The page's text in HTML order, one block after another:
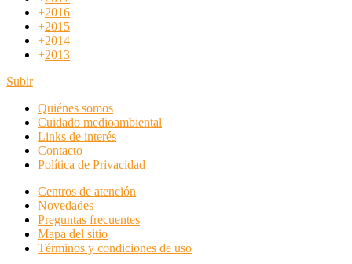
+2016
+2015
+2014
+2013
Subir
Quiénes somos
Cuidado medioambiental
Links de interés
Contacto
Política de Privacidad
Centros de atención
Novedades
Preguntas frecuentes
Mapa del sitio
Términos y condiciones de uso